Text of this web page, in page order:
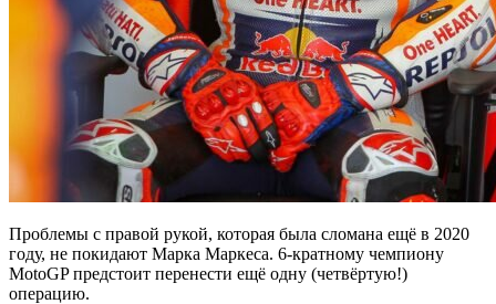
Проблемы с правой рукой, которая была сломана ещё в 2020
году, не покидают Марка Маркеса. 6-кратному чемпиону
MotoGP предстоит перенести ещё одну (четвёртую!)
операцию.